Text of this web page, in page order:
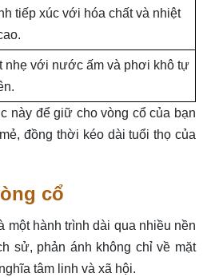
tiếp xúc với hóa chất và nhiệt
nhẹ với nước ấm và phơi khô tự
này để giữ cho vòng cổ của bạn
đồng thời kéo dài tuổi thọ của
cổ
một hành trình dài qua nhiều nền
sử, phản ánh không chỉ về mặt
tâm linh và xã hội.